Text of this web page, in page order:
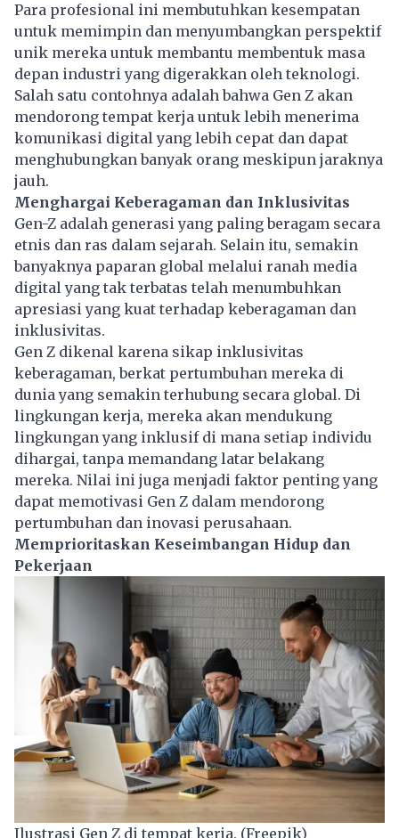
Para profesional ini membutuhkan kesempatan
untuk memimpin dan menyumbangkan perspektif
unik mereka untuk membantu membentuk masa
depan industri yang digerakkan oleh teknologi.
Salah satu contohnya adalah bahwa Gen Z akan
mendorong tempat kerja untuk lebih menerima
komunikasi digital yang lebih cepat dan dapat
menghubungkan banyak orang meskipun jaraknya
jauh.
Menghargai Keberagaman dan Inklusivitas
Gen-Z adalah generasi yang paling beragam secara
etnis dan ras dalam sejarah. Selain itu, semakin
banyaknya paparan global melalui ranah media
digital yang tak terbatas telah menumbuhkan
apresiasi yang kuat terhadap keberagaman dan
inklusivitas.
Gen Z dikenal karena sikap inklusivitas
keberagaman, berkat pertumbuhan mereka di
dunia yang semakin terhubung secara global. Di
lingkungan kerja, mereka akan mendukung
lingkungan yang inklusif di mana setiap individu
dihargai, tanpa memandang latar belakang
mereka. Nilai ini juga menjadi faktor penting yang
dapat memotivasi Gen Z dalam mendorong
pertumbuhan dan inovasi perusahaan.
Memprioritaskan Keseimbangan Hidup dan
Pekerjaan
Ilustrasi Gen Z di tempat kerja. (Freepik)